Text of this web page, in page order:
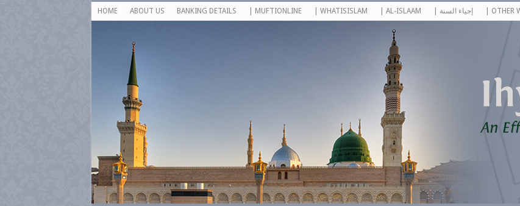
HOME ABOUT US BANKING DETAILS | MUFTIONLINE | WHATISISLAM | AL-ISLAAM | إحياء السنة | OTHER